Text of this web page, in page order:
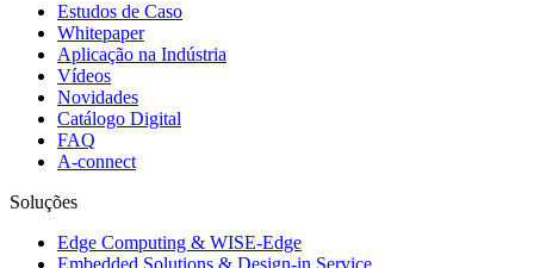
Estudos de Caso
Whitepaper
Aplicação na Indústria
Vídeos
Novidades
Catálogo Digital
FAQ
A-connect
Soluções
Edge Computing & WISE-Edge